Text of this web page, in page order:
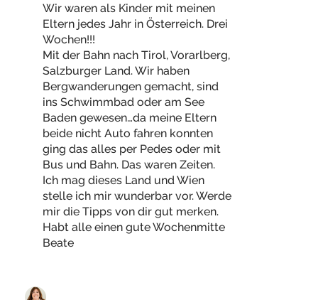
Wir waren als Kinder mit meinen
Eltern jedes Jahr in Österreich. Drei
Wochen!!!
Mit der Bahn nach Tirol, Vorarlberg,
Salzburger Land. Wir haben
Bergwanderungen gemacht, sind
ins Schwimmbad oder am See
Baden gewesen…da meine Eltern
beide nicht Auto fahren konnten
ging das alles per Pedes oder mit
Bus und Bahn. Das waren Zeiten.
Ich mag dieses Land und Wien
stelle ich mir wunderbar vor. Werde
mir die Tipps von dir gut merken.
Habt alle einen gute Wochenmitte
Beate